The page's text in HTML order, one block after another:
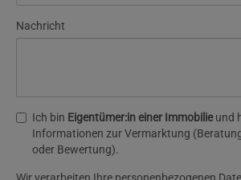
Nachricht
Ich bin Eigentümer:in einer Immobilieund
Informationen zur Vermarktung
oder Bewertung).